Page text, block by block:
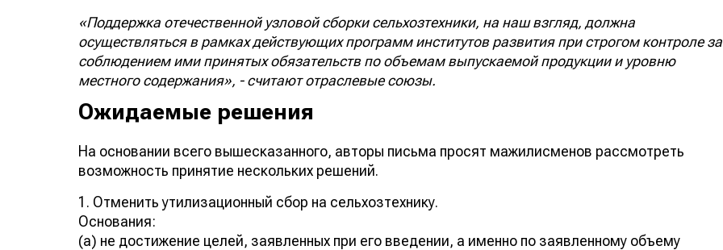
«Поддержка отечественной узловой сборки сельхозтехники, на наш взгляд, должна
осуществляться в рамках действующих программ институтов развития при строгом контроле за
соблюдением ими принятых обязательств по объемам выпускаемой продукции и уровню
местного содержания», - считают отраслевые союзы.
Ожидаемые решения
На основании всего вышесказанного, авторы письма просят мажилисменов рассмотреть
возможность принятие нескольких решений.
1. Отменить утилизационный сбор на сельхозтехнику.
Основания:
(а) не достижение целей, заявленных при его введении, а именно по заявленному объему